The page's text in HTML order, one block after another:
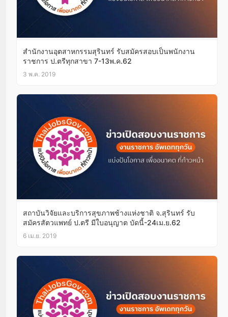
สำนักงานอุตสาหกรรมสุรินทร์ รับสมัครสอบเป็นพนักงาน
ราชการ ป.ตรีทุกสาขา 7-13พ.ค.62
3 พ.ค. 2019
สถาบันวิจัยและบริการสุขภาพช้างแห่งชาติ จ.สุรินทร์ รับ
สมัครสัตวแพทย์ ป.ตรี มีใบอนุญาต บัดนี้-24เม.ย.62
6 เม.ย. 2019